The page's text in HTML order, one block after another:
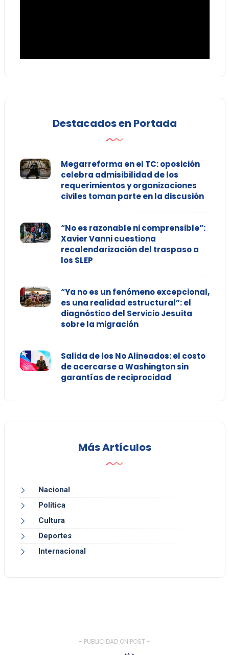
Destacados en Portada
Megarreforma en el TC: oposición
celebra admisibilidad de los
requerimientos y organizaciones
civiles toman parte en la discusión
“No es razonable ni comprensible”:
Xavier Vanni cuestiona
recalendarización del traspaso a
los SLEP
“Ya no es un fenómeno excepcional,
es una realidad estructural”: el
diagnóstico del Servicio Jesuita
sobre la migración
Salida de los No Alineados: el costo
de acercarse a Washington sin
garantías de reciprocidad
Más Artículos
Nacional
Política
Cultura
Deportes
Internacional
- PUBLICIDAD ON POST -